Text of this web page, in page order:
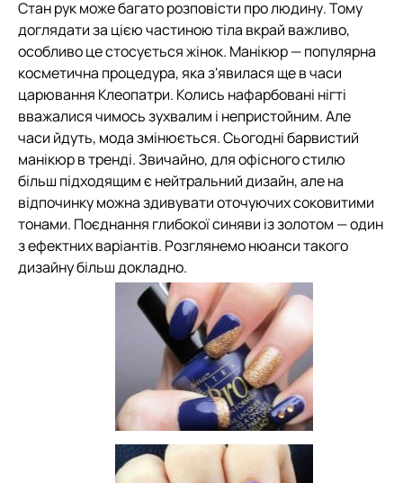
Стан рук може багато розповісти про людину. Тому
доглядати за цією частиною тіла вкрай важливо,
особливо це стосується жінок. Манікюр — популярна
косметична процедура, яка з'явилася ще в часи
царювання Клеопатри. Колись нафарбовані нігті
вважалися чимось зухвалим і непристойним. Але
часи йдуть, мода змінюється. Сьогодні барвистий
манікюр в тренді. Звичайно, для офісного стилю
більш підходящим є нейтральний дизайн, але на
відпочинку можна здивувати оточуючих соковитими
тонами. Поєднання глибокої синяви із золотом — один
з ефектних варіантів. Розглянемо нюанси такого
дизайну більш докладно.